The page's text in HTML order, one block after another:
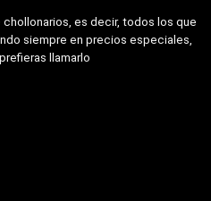
es decir, todos los que
siempre en precios especiales,
llamarlo